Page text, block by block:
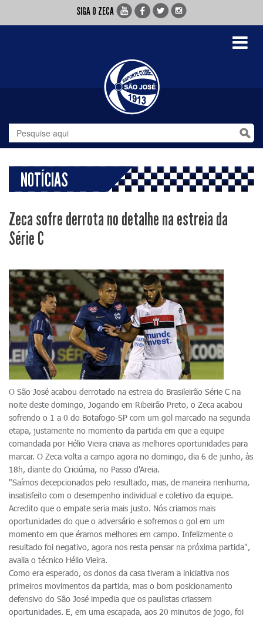
SIGA O ZECA
Toggle
NOTÍCIAS
Zeca sofre derrota no detalhe na estreia da
Série C
O São José acabou derrotado na estreia do Brasileirão Série C na
noite deste domingo, Jogando em Ribeirão Preto, o Zeca acabou
sofrendo o 1 a 0 do Botafogo-SP com um gol marcado na segunda
etapa, justamente no momento da partida em que a equipe
comandada por Hélio Vieira criava as melhores oportunidades para
marcar. O Zeca volta a campo agora no domingo, dia 6 de junho, às
18h, diante do Criciúma, no Passo d'Areia.
"Saímos decepcionados pelo resultado, mas, de maneira nenhuma,
insatisfeito com o desempenho individual e coletivo da equipe.
Acredito que o empate seria mais justo. Nós criamos mais
oportunidades do que o adversário e sofremos o gol em um
momento em que éramos melhores em campo. Infelizmente o
resultado foi negativo, agora nos resta pensar na próxima partida",
avalia o técnico Hélio Vieira.
Como era esperado, os donos da casa tiveram a iniciativa nos
primeiros movimentos da partida, mas o bom posicionamento
defensivo do São José impedia que os paulistas criassem
oportunidades. E, em uma escapada, aos 20 minutos de jogo, foi